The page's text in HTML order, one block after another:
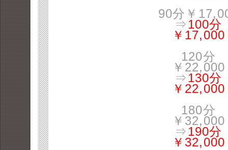
90分￥
⇒100分
￥17,000
120分
￥22,000
⇒130分
￥22,000
180分
￥32,000
⇒190分
￥32,000